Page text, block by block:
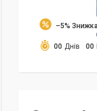
–5%
00 Днів 00